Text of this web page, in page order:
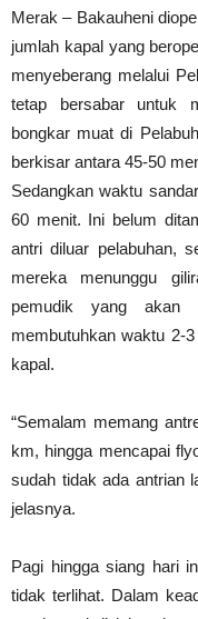
Merak – Bakauheni
jumlah kapal yang
menyeberang melalui
tetap bersabar untuk
bongkar muat di
berkisar antara 45-50
Sedangkan waktu
60 menit. Ini belum
antri diluar pelabuhan,
mereka menunggu
pemudik yang akan
membutuhkan waktu 2-
kapal.
“Semalam memang
km, hingga mencapai
sudah tidak ada antrian
jelasnya.
Pagi hingga siang hari
tidak terlihat. Dalam